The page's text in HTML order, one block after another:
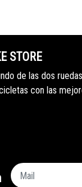
STORE
de las dos
con las